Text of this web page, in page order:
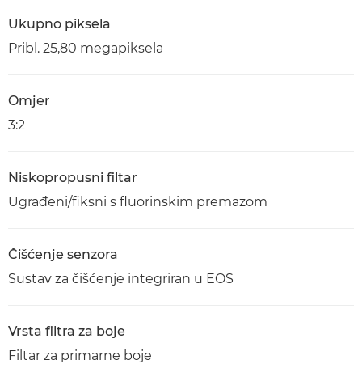
Ukupno piksela
Pribl. 25,80 megapiksela
Omjer
3:2
Niskopropusni filtar
Ugrađeni/fiksni s fluorinskim premazom
Čišćenje senzora
Sustav za čišćenje integriran u EOS
Vrsta filtra za boje
Filtar za primarne boje